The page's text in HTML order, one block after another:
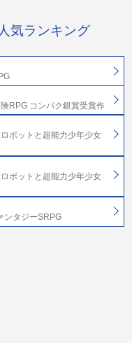
気ランキング
RPG コンパク銀賞受賞作
ボットと超能力少年少女
ボットと超能力少年少女
タジーSRPG